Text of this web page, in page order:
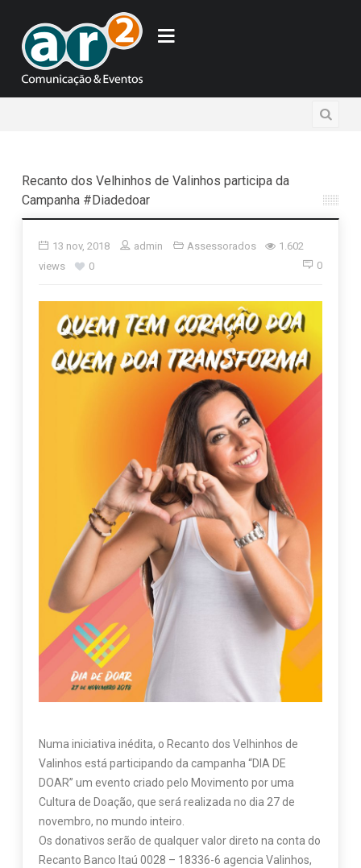
Recanto dos Velhinhos de Valinhos participa da
Campanha #Diadedoar
13 nov, 2018 admin Assessorados
1.602
views
0 0
Numa iniciativa inédita, o Recanto dos Velhinhos de
Valinhos está participando da campanha “DIA DE
DOAR” um evento criado pelo Movimento por uma
Cultura de Doação, que será realizada no dia 27 de
novembro, no mundo inteiro.
Os donativos serão de qualquer valor direto na conta do
Recanto Banco Itaú 0028 – 18336-6 agencia Valinhos,